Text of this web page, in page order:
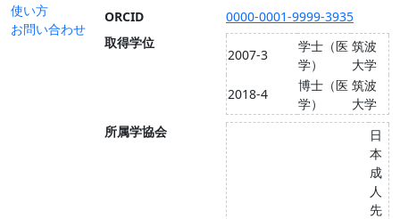
使い方
お問い合わせ
ORCID
0000-0001-9999-3935
取得学位
2007-3
学士（医
学）
筑波
大学
2018-4
博士（医
学）
筑波
大学
所属学協会
日
本
成
人
先